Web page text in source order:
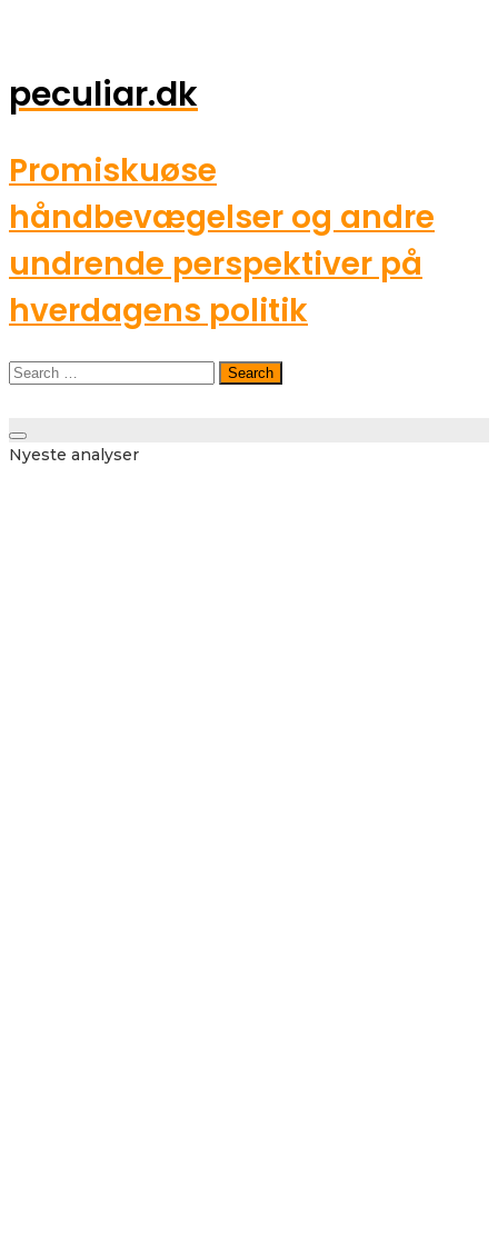
peculiar.dk
Promiskuøse
håndbevægelser og andre
undrende perspektiver på
hverdagens politik
Search
Toggle
navigation
Nyeste analyser